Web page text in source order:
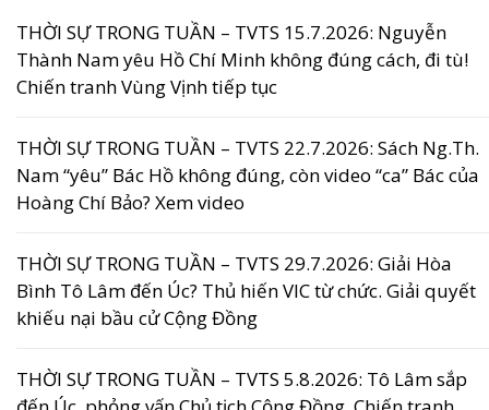
THỜI SỰ TRONG TUẦN – TVTS 15.7.2026: Nguyễn
Thành Nam yêu Hồ Chí Minh không đúng cách, đi tù!
Chiến tranh Vùng Vịnh tiếp tục
THỜI SỰ TRONG TUẦN – TVTS 22.7.2026: Sách Ng.Th.
Nam “yêu” Bác Hồ không đúng, còn video “ca” Bác của
Hoàng Chí Bảo? Xem video
THỜI SỰ TRONG TUẦN – TVTS 29.7.2026: Giải Hòa
Bình Tô Lâm đến Úc? Thủ hiến VIC từ chức. Giải quyết
khiếu nại bầu cử Cộng Đồng
THỜI SỰ TRONG TUẦN – TVTS 5.8.2026: Tô Lâm sắp